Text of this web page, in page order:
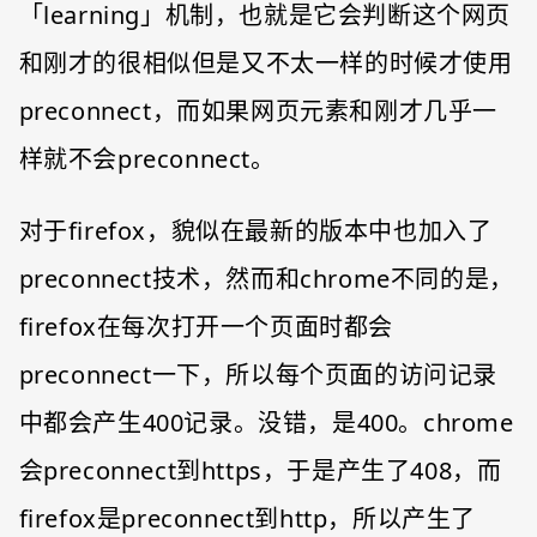
「learning」机制，也就是它会判断这个网页
和刚才的很相似但是又不太一样的时候才使用
preconnect，而如果网页元素和刚才几乎一
样就不会preconnect。
对于firefox，貌似在最新的版本中也加入了
preconnect技术，然而和chrome不同的是，
firefox在每次打开一个页面时都会
preconnect一下，所以每个页面的访问记录
中都会产生400记录。没错，是400。chrome
会preconnect到https，于是产生了408，而
firefox是preconnect到http，所以产生了